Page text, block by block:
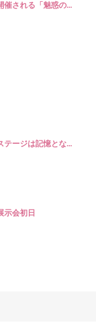
催される「魅惑の...
テージは記憶とな...
示会初日